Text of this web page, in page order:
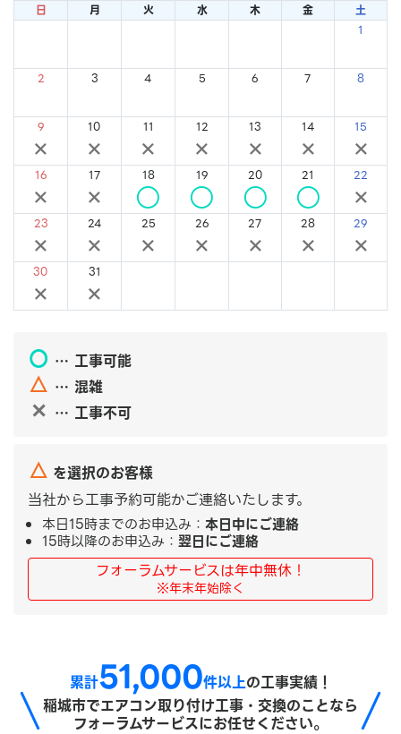
日 月 火 水 木 金
土
1
2 3 4 5 6 7 8
9
×
10
×
11
×
12
×
13
×
14
×
15
×
16
×
17
×
18
○
19
○
20
○
21
○
22
×
23
×
24
×
25
×
26
×
27
×
28
×
29
×
30
×
31
×
〇 … 工事可能
△ … 混雑
✕ … 工事不可
△ を選択のお客様
当社から工事予約可能かご連絡いたします。
本日15時までのお申込み： 本日中にご連絡
15時以降のお申込み： 翌日にご連絡
フォーラムサービスは年中無休！
※年末年始除く
累計51,000件以上の工事実績！
稲城市でエアコン取り付け工事・交換のことなら
フォーラムサービスにお任せください。